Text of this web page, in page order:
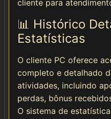
cliente para
📊 Histórico
Estatísticas
O cliente PC oferece
completo e detalhado
atividades, incluindo
perdas, bônus
O sistema de